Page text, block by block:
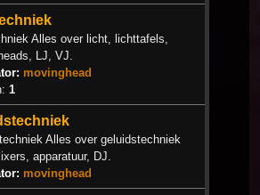
Alles over licht, lichttafels,
LJ, VJ.
movinghead
1
Alles over geluidstechniek
apparatuur, DJ.
movinghead